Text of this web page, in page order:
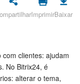
ImprimirBaixar
clientes: ajudam
No Bitrix24, é
alterar o tema,